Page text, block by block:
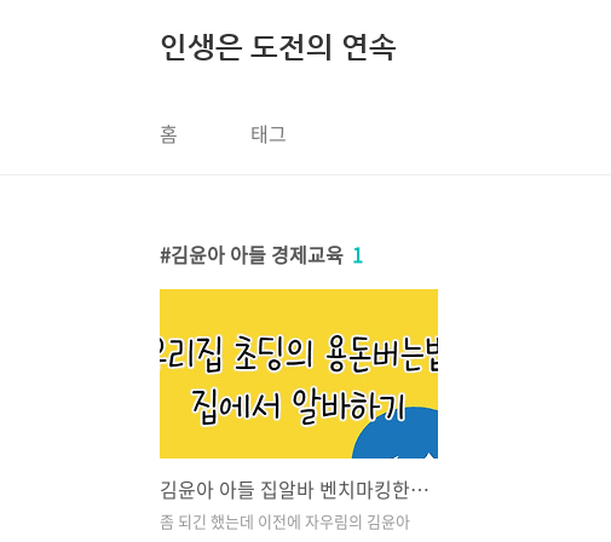
인생은 도전의 연속
홈 태그
김윤아 아들 경제교육 1
김윤아 아들 집알바 벤치마킹한 우리집 초등학생이 용돈 버는 방법
좀 되긴 했는데 이전에 자우림의 김윤아